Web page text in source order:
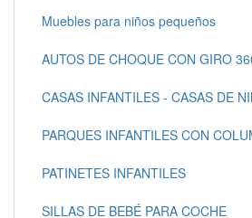
Muebles para niños pequeños
AUTOS DE CHOQUE CON GIRO
CASAS INFANTILES - CASAS DE
PARQUES INFANTILES CON
PATINETES INFANTILES
SILLAS DE BEBÉ PARA COCHE